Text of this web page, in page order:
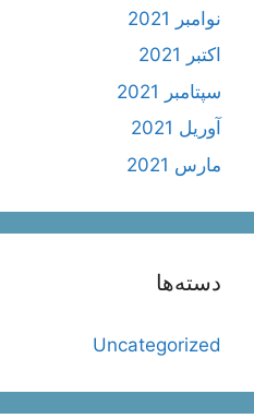
نوامبر 2021
اکتبر 2021
سپتامبر 2021
آوریل 2021
مارس 2021
دسته‌ها
Uncategorized